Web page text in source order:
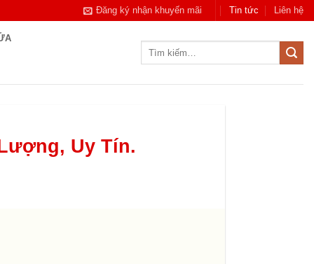
Đăng ký nhận khuyến mãi Tin tức Liên hệ
Uy Tín.